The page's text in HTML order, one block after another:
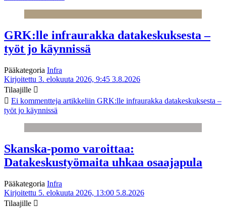
GRK:lle infraurakka datakeskuksesta –
työt jo käynnissä
Pääkategoria Infra
Kirjoitettu 3. elokuuta 2026, 9:45 3.8.2026
Tilaajille
Ei kommentteja artikkeliin GRK:lle infraurakka datakeskuksesta –
työt jo käynnissä
Skanska-pomo varoittaa:
Datakeskustyömaita uhkaa osaajapula
Pääkategoria Infra
Kirjoitettu 5. elokuuta 2026, 13:00 5.8.2026
Tilaajille